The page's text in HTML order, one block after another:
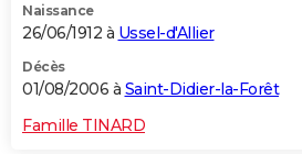
Naissance
26/06/1912 à Ussel-d'Allier
Décès
01/08/2006 à Saint-Didier-la-Forêt
Famille TINARD